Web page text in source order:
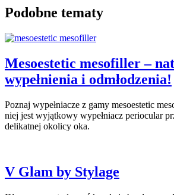
Podobne tematy
Mesoestetic mesofiller –
wypełnienia i odmłodzenia!
Poznaj wypełniacze z gamy mesoestetic
niej jest wyjątkowy wypełniacz periocular
delikatnej okolicy oka.
V Glam by Stylage